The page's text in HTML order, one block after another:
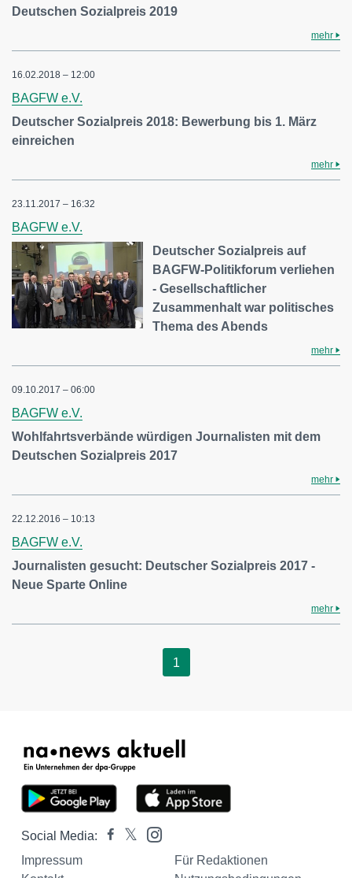
Deutschen Sozialpreis 2019
mehr
16.02.2018 – 12:00
BAGFW e.V.
Deutscher Sozialpreis 2018: Bewerbung bis 1. März
einreichen
mehr
23.11.2017 – 16:32
BAGFW e.V.
Deutscher Sozialpreis auf
BAGFW-Politikforum verliehen
- Gesellschaftlicher
Zusammenhalt war politisches
Thema des Abends
mehr
09.10.2017 – 06:00
BAGFW e.V.
Wohlfahrtsverbände würdigen Journalisten mit dem
Deutschen Sozialpreis 2017
mehr
22.12.2016 – 10:13
BAGFW e.V.
Journalisten gesucht: Deutscher Sozialpreis 2017 -
Neue Sparte Online
mehr
1
Social Media:
Impressum
Für Redaktionen